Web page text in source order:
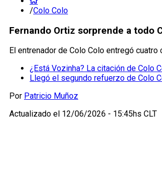
/Colo Colo
Fernando Ortiz sorprende a todo
El entrenador de Colo Colo entregó
¿Está Vozinha? La citación de Colo
Llegó el segundo refuerzo de Colo
Por Patricio Muñoz
Actualizado el 12/06/2026 - 15:45hs CLT